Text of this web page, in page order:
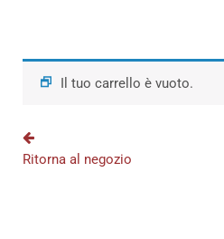
Il tuo carrello è vuoto.
Ritorna al negozio